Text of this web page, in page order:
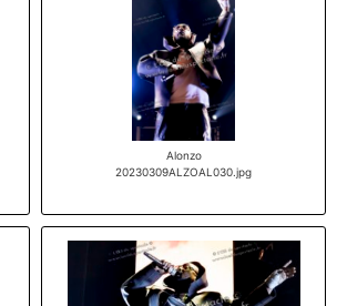
Alonzo
20230309ALZOAL030.jpg